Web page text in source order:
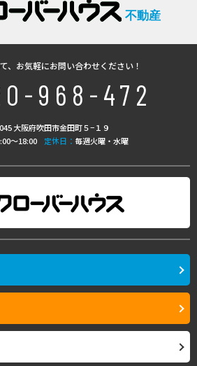
不動産
、お気軽にお問い合わせください！
968-472
大阪府吹田市金田町５−１９
〜18:00 定休日： 毎週火曜・水曜